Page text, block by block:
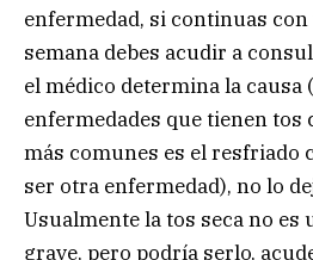
enfermedad, si continuas con
semana debes acudir a
el médico determina la causa
enfermedades que tienen tos
más comunes es el resfriado
ser otra enfermedad), no lo
Usualmente la tos seca no es
grave, pero podría serlo,